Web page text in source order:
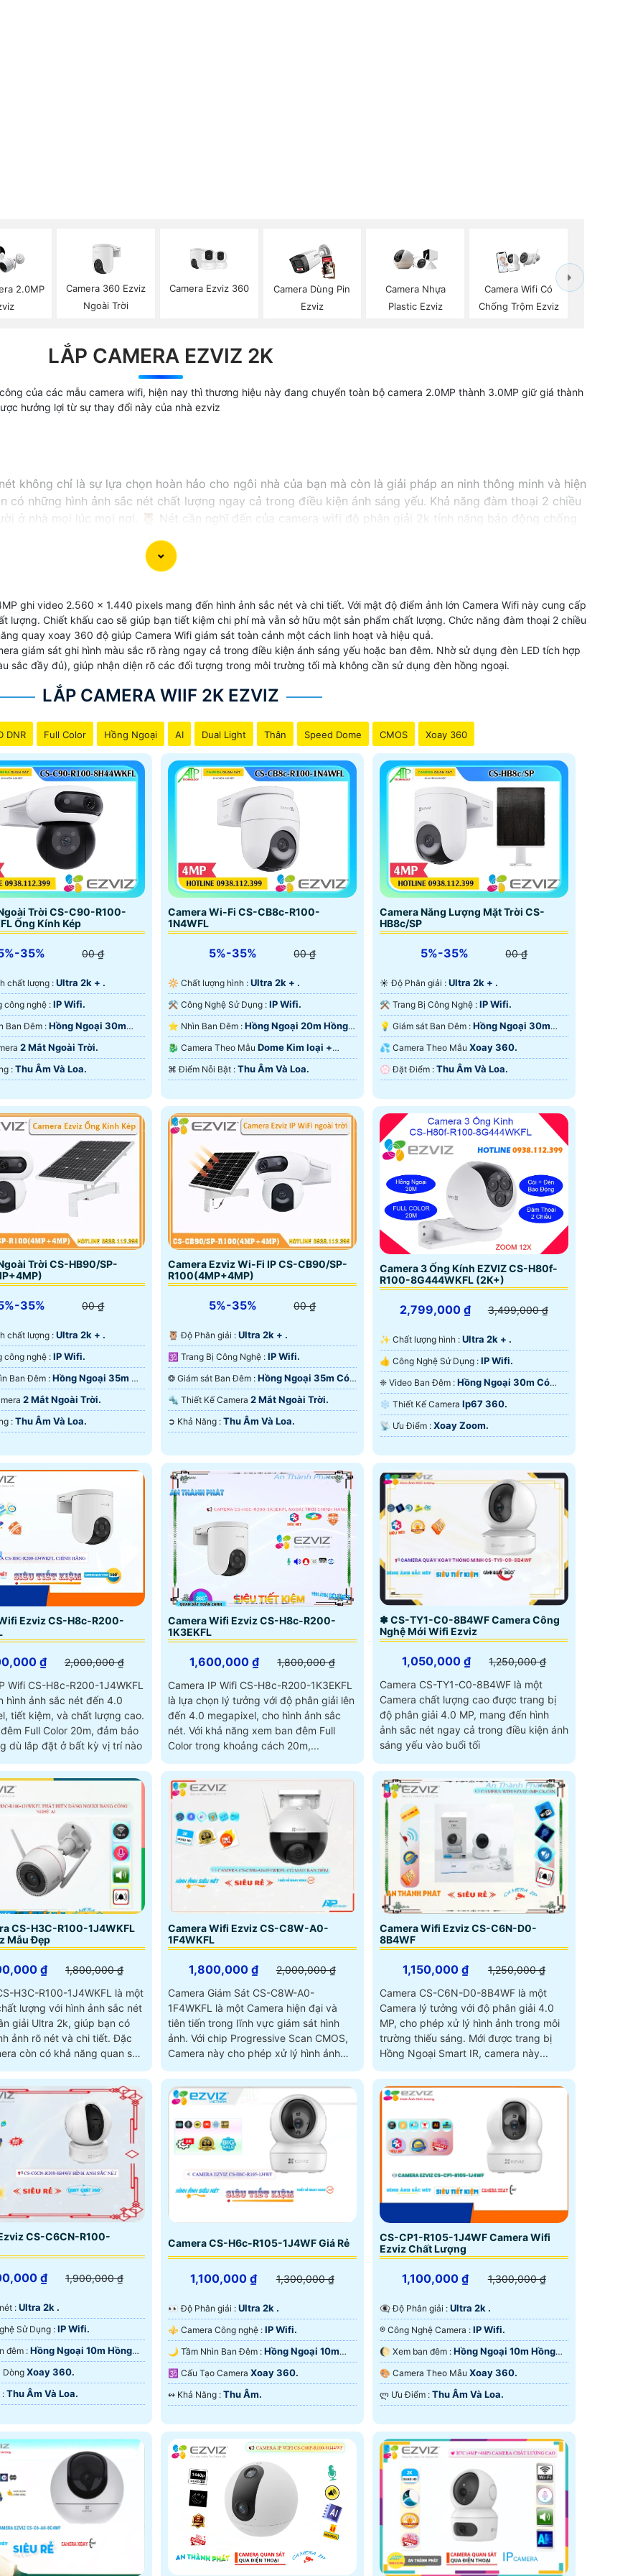
2.0MP
Camera 360 Ezviz
Ngoài Trời
Camera Ezviz 360
Camera Dùng Pin
Ezviz
Camera Nhựa
Plastic Ezviz
Camera Wifi Có
Chống Trộm Ezviz
LẮP CAMERA EZVIZ 2K
của các mẫu camera wifi, hiện nay thì thương hiệu này đang chuyển toàn bộ camera 2.0MP thành 3.0MP giữ giá thành
hưởng lợi từ sự thay đổi này của nhà ezviz
không chỉ là sự lựa chọn hoàn hảo cho ngôi nhà của bạn mà còn là giải pháp an ninh thông minh và hiện
có những hình ảnh sắc nét chất lượng ngay cả trong điều kiện ánh sáng yếu. Khả năng đàm thoại 2 chiều
ở nhà mọi lúc mọi nơi. 🦉 Nét cần nghĩ đến của camera wifi độ phân giải 2k tính năng báo động chống
hơn. Đây thực sự là dòng camera thông minh mà bạn không nên bỏ lỡ.
ghi video 2.560 x 1.440 pixels mang đến hình ảnh sắc nét và chi tiết. Với mật độ điểm ảnh lớn Camera Wifi này cung cấp
lượng. Chiết khấu cao sẽ giúp bạn tiết kiệm chi phí mà vẫn sở hữu một sản phẩm chất lượng. Chức năng đàm thoại 2 chiều
quay xoay 360 độ giúp Camera Wifi giám sát toàn cảnh một cách linh hoạt và hiệu quả.
giám sát ghi hình màu sắc rõ ràng ngay cả trong điều kiện ánh sáng yếu hoặc ban đêm. Nhờ sử dụng đèn LED tích hợp
sắc đầy đủ), giúp nhận diện rõ các đối tượng trong môi trường tối mà không cần sử dụng đèn hồng ngoại.
LẮP CAMERA WIIF 2K EZVIZ
DNR Full Color Hồng Ngoại AI Dual Light Thân Speed Dome CMOS Xoay 360
Trời CS-C90-R100-
Ống Kính Kép
35% 00 ₫
chất lượng : Ultra 2k + .
🤖️ Sử dụng công nghệ : IP Wifi.
❂ Tầm Nhìn Ban Đêm : Hồng Ngoại 30m
Smart IR.
2 Mắt Ngoài Trời.
️🆑 Khả Năng : Thu Âm Và Loa.
Camera Wi-Fi CS-CB8c-R100-
1N4WFL
5%-35% 00 ₫
🔆 Chất lượng hình : Ultra 2k + .
⚒ Công Nghệ Sử Dụng : IP Wifi.
⭐ Nhìn Ban Đêm : Hồng Ngoại 20m Hồng
Ngoại SMD.
🐉️ Camera Theo Mẫu Dome Kim loại +
Nhựa.
️⌘ Điểm Nỗi Bật : Thu Âm Và Loa.
Camera Năng Lượng Mặt Trời CS-
HB8c/SP
5%-35% 00 ₫
☀️ Độ Phân giải : Ultra 2k + .
⚒ Trang Bị Công Nghệ : IP Wifi.
💡 Giám sát Ban Đêm : Hồng Ngoại 30m
Hồng Ngoại Smart IR.
💦 Camera Theo Mẫu Xoay 360.
️💮 Đặt Điểm : Thu Âm Và Loa.
Trời CS-HB90/SP-
35% 00 ₫
chất lượng : Ultra 2k + .
👍 Sử dụng công nghệ : IP Wifi.
🌔 Tầm Nhìn Ban Đêm : Hồng Ngoại 35m Có
2 Mắt Ngoài Trời.
️💠 Khả Năng : Thu Âm Và Loa.
Camera Ezviz Wi-Fi IP CS-CB90/SP-
R100(4MP+4MP)
5%-35% 00 ₫
🦉 Độ Phân giải : Ultra 2k + .
🕉️ Trang Bị Công Nghệ : IP Wifi.
❂ Giám sát Ban Đêm : Hồng Ngoại 35m Có
Màu Ban Ðêm.
🔩 Thiết Kế Camera 2 Mắt Ngoài Trời.
️➲ Khả Năng : Thu Âm Và Loa.
Camera 3 Ống Kính EZVIZ CS-H80f-
R100-8G444WKFL (2K+)
2,799,000 ₫ 3,499,000 ₫
✨ Chất lượng hình : Ultra 2k + .
👍 Công Nghệ Sử Dụng : IP Wifi.
❈ Video Ban Đêm : Hồng Ngoại 30m Có
Màu Ban Ðêm.
❄ Thiết Kế Camera Ip67 360.
️📡 Ưu Điểm : Xoay Zoom.
Ezviz CS-H8c-R200-
₫
2,000,000 ₫
Wifi CS-H8c-R200-1J4WKFL
hình ảnh sắc nét đến 4.0
tiết kiệm, và chất lượng cao.
Full Color 20m, đảm bảo
dù lắp đặt ở bất kỳ vị trí nào
Camera Wifi Ezviz CS-H8c-R200-
1K3EKFL
1,600,000 ₫
1,800,000 ₫
Camera IP Wifi CS-H8c-R200-1K3EKFL
là lựa chọn lý tưởng với độ phân giải lên
đến 4.0 megapixel, cho hình ảnh sắc
nét. Với khả năng xem ban đêm Full
Color trong khoảng cách 20m,...
✽ CS-TY1-C0-8B4WF Camera Công
Nghệ Mới Wifi Ezviz
1,050,000 ₫
1,250,000 ₫
Camera CS-TY1-C0-8B4WF là một
Camera chất lượng cao được trang bị
độ phân giải 4.0 MP, mang đến hình
ảnh sắc nét ngay cả trong điều kiện ánh
sáng yếu vào buổi tối
CS-H3C-R100-1J4WKFL
Mẫu Đẹp
₫
1,800,000 ₫
H3C-R100-1J4WKFL là một
lượng với hình ảnh sắc nét
giải Ultra 2k, giúp bạn có
ảnh rõ nét và chi tiết. Đặc
còn có khả năng quan sát
đến 30m
Camera Wifi Ezviz CS-C8W-A0-
1F4WKFL
1,800,000 ₫
2,000,000 ₫
Camera Giám Sát CS-C8W-A0-
1F4WKFL là một Camera hiện đại và
tiên tiến trong lĩnh vực giám sát hình
ảnh. Với chip Progressive Scan CMOS,
Camera này cho phép xử lý hình ảnh
Camera Wifi Ezviz CS-C6N-D0-
8B4WF
1,150,000 ₫
1,250,000 ₫
Camera CS-C6N-D0-8B4WF là một
Camera lý tưởng với độ phân giải 4.0
MP, cho phép xử lý hình ảnh trong môi
trường thiếu sáng. Mới được trang bị
Hồng Ngoại Smart IR, camera này...
CS-C6CN-R100-
₫ 1,900,000 ₫
nét : Ultra 2k .
⚜️ Công Nghệ Sử Dụng : IP Wifi.
🌙 Xem ban đêm : Hồng Ngoại 10m Hồng
IR.
DòngXoay 360.
️➲ Ưu Điểm : Thu Âm Và Loa.
Camera CS-H6c-R105-1J4WF Giá Rẻ
1,100,000 ₫ 1,300,000 ₫
️👀 Độ Phân giải : Ultra 2k .
⚜️ Camera Công nghệ : IP Wifi.
🌙 Tầm Nhìn Ban Đêm : Hồng Ngoại 10m
Hồng Ngoại Smart IR.
🕉️ Cấu Tạo Camera Xoay 360.
️↭ Khả Năng : Thu Âm.
CS-CP1-R105-1J4WF Camera Wifi
Ezviz Chất Lượng
1,100,000 ₫ 1,300,000 ₫
👁️‍🗨 Độ Phân giải : Ultra 2k .
®️ Công Nghệ Camera : IP Wifi.
🌔 Xem ban đêm : Hồng Ngoại 10m Hồng
Ngoại Smart IR.
🎨 Camera Theo Mẫu Xoay 360.
️ლ Ưu Điểm : Thu Âm Và Loa.